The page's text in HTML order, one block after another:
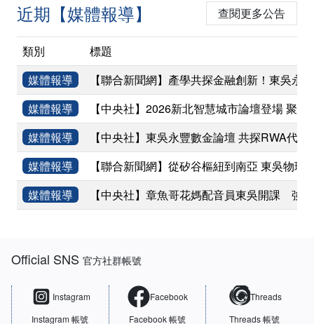
近期【媒體報導】 查閱更多公告
類別
標題
媒體報導
【聯合新聞網】產學共探金融創新！東吳
媒體報導
【中央社】2026新北智慧城市論壇登場 聚
媒體報導
【中央社】東吳永豐數金論壇 共探RWA代幣
媒體報導
【聯合新聞網】從矽谷樞紐到南亞 東吳物理
媒體報導
【中央社】章魚哥花媽配音員東吳開課 強
Official SNS官方社群帳號
Instagram
Instagram 帳號
Facebook
Facebook 帳號
Threads
Threads 帳號